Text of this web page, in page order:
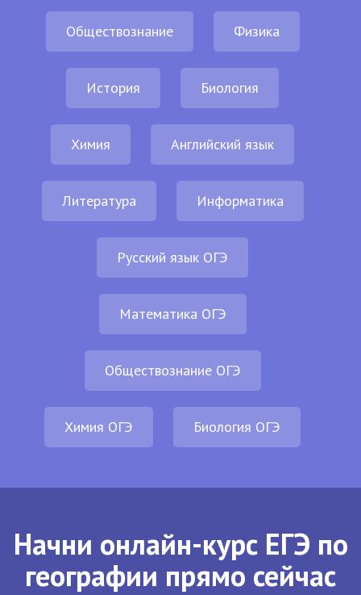
Обществознание Физика
История Биология
Химия Английский язык
Литература Информатика
Русский язык ОГЭ
Математика ОГЭ
Обществознание ОГЭ
Химия ОГЭ Биология ОГЭ
Начни онлайн-курс ЕГЭ по
географии прямо сейчас